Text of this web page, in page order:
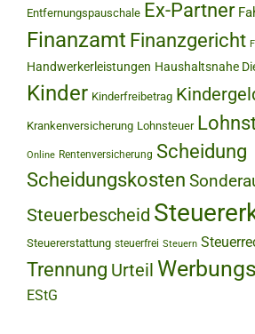
Entfernungspauschale Ex-Partner
Finanzamt Finanzgericht
Handwerkerleistungen Haushaltsnahe
Kinder Kinderfreibetrag
Krankenversicherung Lohnsteuer
Online Rentenversicherung Scheidung
Scheidungskosten
Steuerbescheid
Steuererstattung steuerfrei Steuern
Trennung Urteil
EStG